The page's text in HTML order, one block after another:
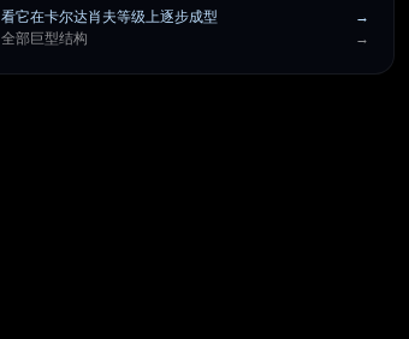
看它在卡尔达肖夫等级上逐步成型
→
全部巨型结构
→